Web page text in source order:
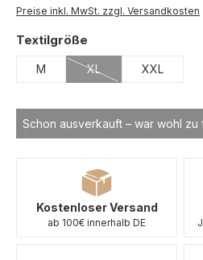
Preise inkl. MwSt. zzgl. Versandkosten
Schon ausverkauft – war wohl zu
Textilgröße
M XL
(Diese Option ist
XXL
Kostenloser Versand
ab 100€ innerhalb DE